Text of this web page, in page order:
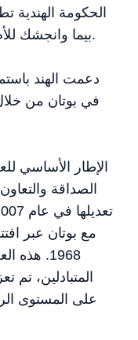
الحكومة
بيما وانجشك للأم والطفل المكون من 150 سريرًا.
دعمت الهند
في بوتان من
الإطار الأساسي
مع بوتان عبر
1968. هذه
المتبادلين، تم
على المستوى